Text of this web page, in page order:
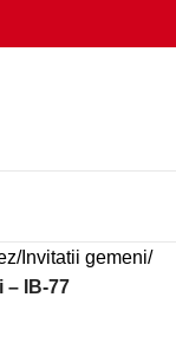
Invitatii gemeni
– IB-77